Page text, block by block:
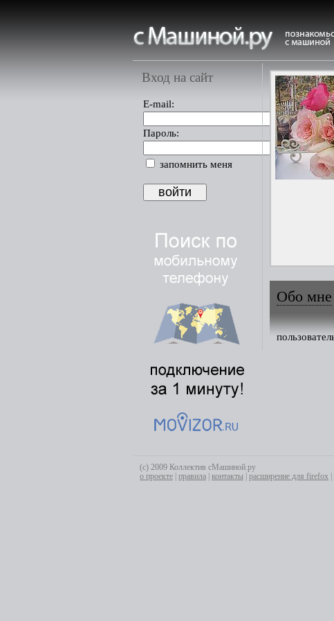
Вход на сайт
E-mail:
Пароль:
запомнить меня
Обо мне
(с) 2009 Коллектив сМашиной.ру
о проекте
правила контакты расширение для firefox